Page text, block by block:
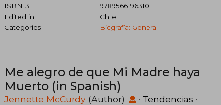
ISBN13
9789566196310
Edited in
Chile
Categories
Biografía: General
Me alegro de que Mi Madre haya
Muerto (in Spanish)
Jennette McCurdy (Author) · Tendencias ·